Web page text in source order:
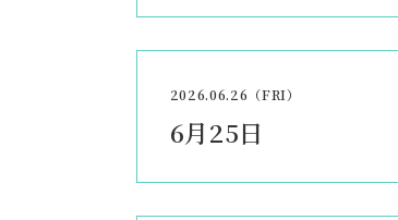
2026.06.26（FRI）
6月25日